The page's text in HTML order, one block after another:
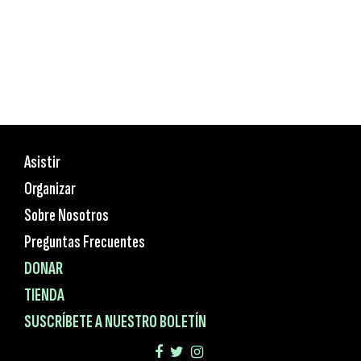
Asistir
Organizar
Sobre Nosotros
Preguntas Frecuentes
DONAR
TIENDA
SUSCRÍBETE A NUESTRO BOLETÍN